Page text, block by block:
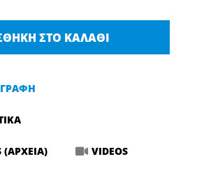
ΣΤΟ ΚΑΛΆΘΙ
(ΑΡΧΕΙΑ) VIDEOS